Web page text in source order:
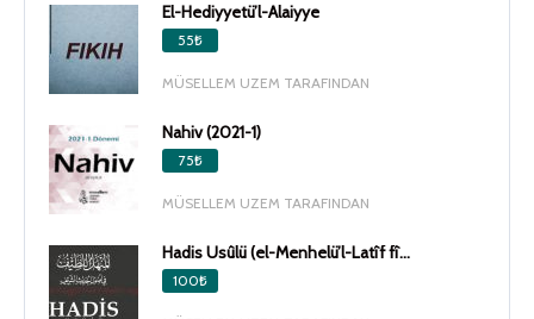
El-Hediyyetü’l-Alaiyye
55₺
MÜSELLEM UZEM TARAFINDAN
Nahiv (2021-1)
75₺
MÜSELLEM UZEM TARAFINDAN
Hadis Usûlü (el-Menhelü’l-Latîf fî...
100₺